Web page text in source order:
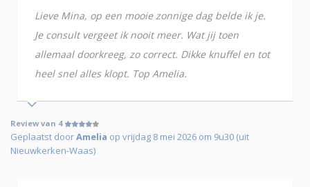
Lieve Mina, op een mooie zonnige dag belde ik je.
Je consult vergeet ik nooit meer. Wat jij toen
allemaal doorkreeg, zo correct. Dikke knuffel en tot
heel snel alles klopt. Top Amelia.
Review van 4
Geplaatst doorAmelia op vrijdag 8 mei 2026 om 9u30 (uit
Nieuwkerken-Waas)